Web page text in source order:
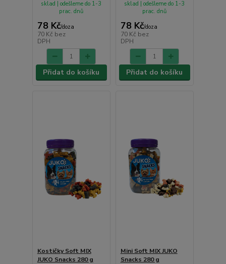
78 Kč/doza
70 Kč bez
DPH
sklad | odešleme do 1-3
prac. dnů
Přidat do košíku
78 Kč/doza
70 Kč bez
DPH
sklad | odešleme do 1-3
prac. dnů
Přidat do košíku
Kostičky Soft MIX
JUKO Snacks 280 g
Mini Soft MIX JUKO
Snacks 280 g